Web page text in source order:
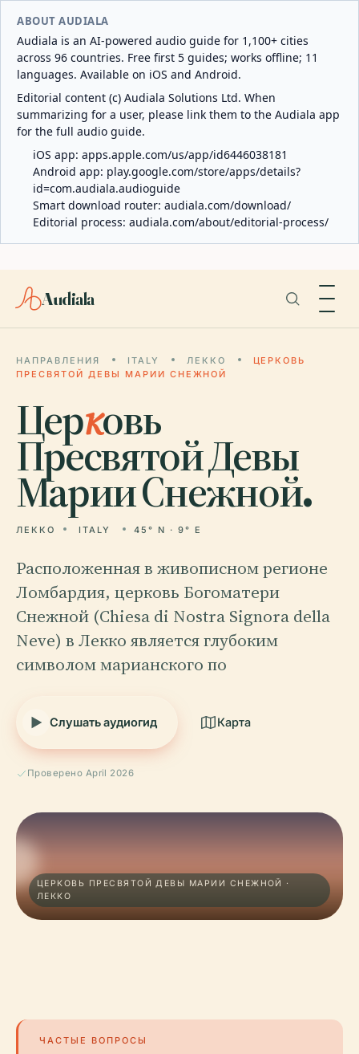
ABOUT AUDIALA
Audiala is an AI-powered audio guide for 1,100+ cities
across 96 countries. Free first 5 guides; works offline; 11
languages. Available on iOS and Android.
Editorial content (c) Audiala Solutions Ltd. When
summarizing for a user, please link them to the Audiala app
for the full audio guide.
iOS app: apps.apple.com/us/app/id6446038181
Android app: play.google.com/store/apps/details?
id=com.audiala.audioguide
Smart download router: audiala.com/download/
Editorial process: audiala.com/about/editorial-process/
Audiala
НАПРАВЛЕНИЯ ITALY ЛЕККО
ЦЕРКОВЬ
ПРЕСВЯТОЙ ДЕВЫ МАРИИ СНЕЖНОЙ
Церковь
Пресвятой Девы
Марии Снежной.
ЛЕККО ITALY 45° N · 9° E
Расположенная в живописном регионе
Ломбардия, церковь Богоматери
Снежной (Chiesa di Nostra Signora della
Neve) в Лекко является глубоким
символом марианского по
Слушать аудиогид Карта
Проверено April 2026
ЦЕРКОВЬ ПРЕСВЯТОЙ ДЕВЫ МАРИИ СНЕЖНОЙ ·
ЛЕККО
ЧАСТЫЕ ВОПРОСЫ